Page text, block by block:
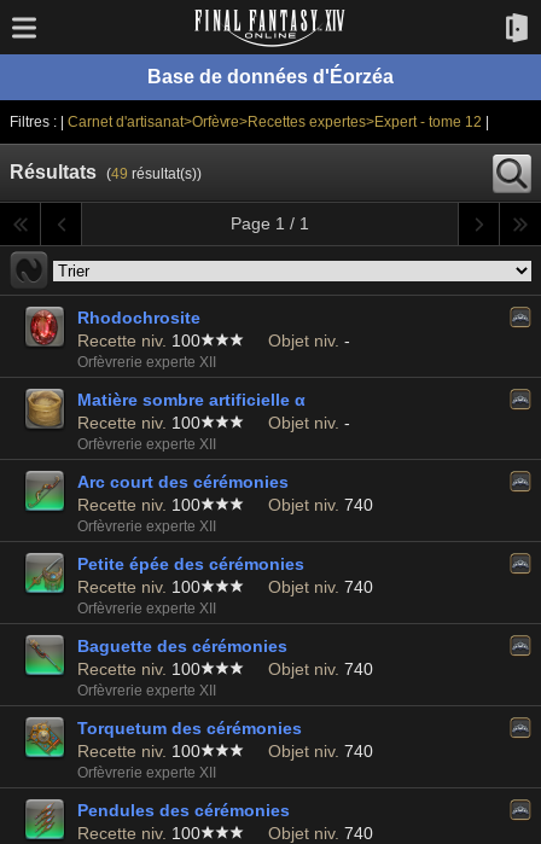
Base de données d'Éorzéa
Filtres : | Carnet d'artisanat>Orfèvre>Recettes expertes>Expert - tome 12
Résultats (49 résultat(s))
Page 1 / 1
Rhodochrosite
Recette niv. 100 Objet niv. -
Orfèvrerie experte XII
Matière sombre artificielle α
Recette niv. 100 Objet niv. -
Orfèvrerie experte XII
Arc court des cérémonies
Recette niv. 100 Objet niv. 740
Orfèvrerie experte XII
Petite épée des cérémonies
Recette niv. 100 Objet niv. 740
Orfèvrerie experte XII
Baguette des cérémonies
Recette niv. 100 Objet niv. 740
Orfèvrerie experte XII
Torquetum des cérémonies
Recette niv. 100 Objet niv. 740
Orfèvrerie experte XII
Pendules des cérémonies
Recette niv. 100 Objet niv. 740